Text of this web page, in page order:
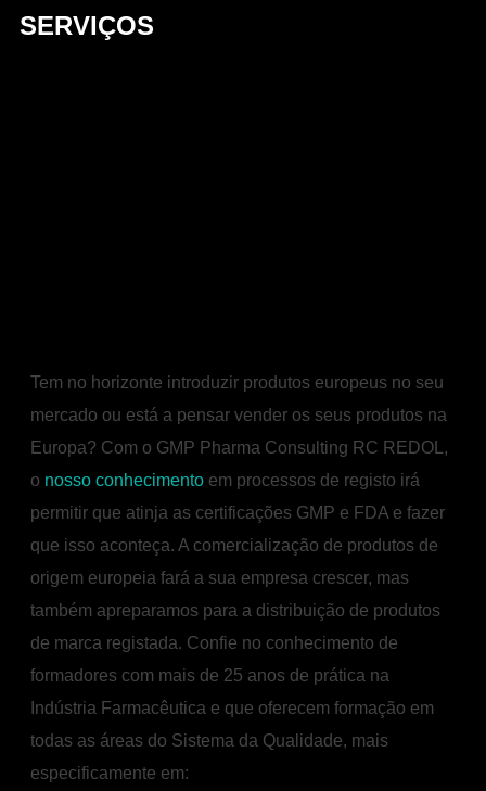
SERVIÇOS
Tem no horizonte introduzir produtos europeus no seu
mercado ou está a pensar vender os seus produtos na
Europa? Com o GMP Pharma Consulting RC REDOL,
o nosso conhecimentoem processos de registo irá
permitir que atinja as certificações GMP e FDA e fazer
que isso aconteça. A comercialização de produtos de
origem europeia fará a sua empresa crescer, mas
também apreparamos para a distribuição de produtos
de marca registada. Confie no conhecimento de
formadores com mais de 25 anos de prática na
Indústria Farmacêutica e que oferecem formação em
todas as áreas do Sistema da Qualidade, mais
especificamente em: